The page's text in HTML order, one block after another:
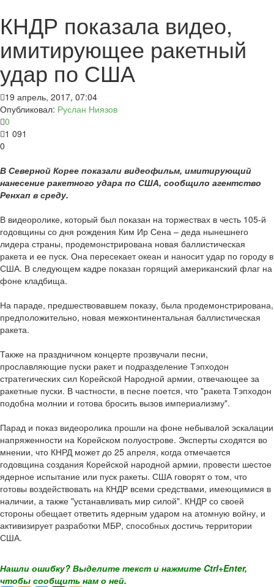
КНДР показала видео,
имитирующее ракетный
удар по США
19 апрель, 2017, 07:04
Опубликовал: Руслан Ниязов
0
1 091
0
В Северной Корее показали видеофильм, имитирующий
нанесение ракетного удара по США, сообщило агентство
Ренхап в среду.
В видеоролике, который был показан на торжествах в честь 105-й
годовщины со дня рождения Ким Ир Сена – деда нынешнего
лидера страны, продемонстрирована новая баллистическая
ракета и ее пуск. Она пересекает океан и наносит удар по городу в
США. В следующем кадре показан горящий американский флаг на
фоне кладбища.
На параде, предшествовавшем показу, была продемонстрирована,
предположительно, новая межконтинентальная баллистическая
ракета.
Также на праздничном концерте прозвучали песни,
прославляющие пуски ракет и подразделение Тэпходон
стратегических сил Корейской Народной армии, отвечающее за
ракетные пуски. В частности, в песне поется, что "ракета Тэпходон
подобна молнии и готова бросить вызов империализму".
Парад и показ видеоролика прошли на фоне небывалой эскалации
напряженности на Корейском полуострове. Эксперты сходятся во
мнении, что КНРД может до 25 апреля, когда отмечается
годовщина создания Корейской народной армии, провести шестое
ядерное испытание или пуск ракеты. США говорят о том, что
готовы воздействовать на КНДР всеми средствами, имеющимися в
наличии, а также "устанавливать мир силой". КНДР со своей
стороны обещает ответить ядерным ударом на атомную войну, и
активизирует разработки МБР, способных достичь территории
США.
Нашли ошибку? Выделите текст и нажмите Ctrl+Enter,
чтобы сообщить нам о ней.